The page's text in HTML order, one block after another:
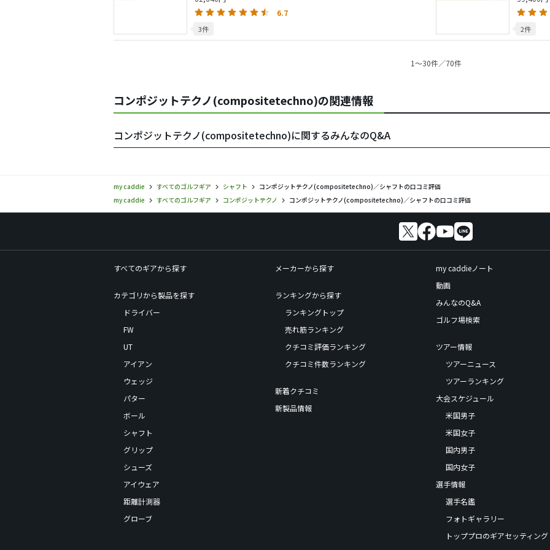
6.7
3件 2件
1〜30件／70件
コンポジットテクノ(compositetechno)の関連情報
コンポジットテクノ(compositetechno)に関するみんなのQ&A
my caddie すべてのゴルフギア シャフト
コンポジットテクノ(compositetechno)／シャフトの口コミ評価
my caddie
すべてのゴルフギア コンポジットテクノ コンポジットテクノ(compositetechno)／シャフトの口コミ評価
すべてのギアから探す
カテゴリから製品を探す
ドライバー
FW
UT
アイアン
ウェッジ
パター
ボール
シャフト
グリップ
シューズ
アイウェア
距離計測器
グローブ
メーカーから探す
ランキングから探す
ランキングトップ
売れ筋ランキング
クチコミ評価ランキング
クチコミ件数ランキング
新着クチコミ
新製品情報
my caddieノート
動画
みんなのQ&A
ゴルフ場検索
ツアー情報
ツアーニュース
ツアーランキング
大会スケジュール
米国男子
米国女子
国内男子
国内女子
選手情報
選手名鑑
フォトギャラリー
トッププロのギアセッティング